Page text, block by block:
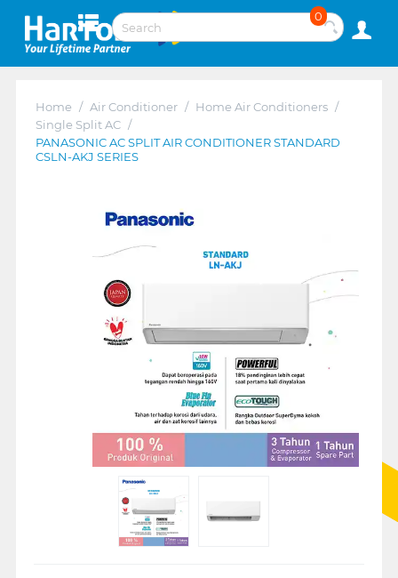
0
Home / Air Conditioner / Home Air Conditioners /
Single Split AC /
PANASONIC AC SPLIT AIR CONDITIONER STANDARD
CSLN-AKJ SERIES